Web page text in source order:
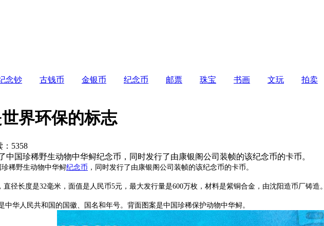
念钞 古钱币 金银币 纪念币 邮票 珠宝 书画 文玩 拍卖
界环保的标志
：5358
国珍稀野生动物中华鲟纪念币，同时发行了由康银阁公司装帧的该纪念币的卡币。
稀野生动物中华鲟纪念币 ，同时发行了由康银阁公司装帧的该纪念币的卡币。
长度是32毫米，面值是人民币5元，最大发行量是600万枚，材料是紫铜合金，由沈阳造币厂铸造。
人民共和国的国徽、国名和年号。背面图案是中国珍稀保护动物中华鲟。